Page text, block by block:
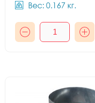
Вес: 0.167 кг.